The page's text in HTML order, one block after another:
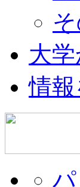
大
情